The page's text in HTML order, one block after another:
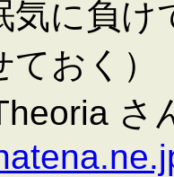
気に負
おく）
さ